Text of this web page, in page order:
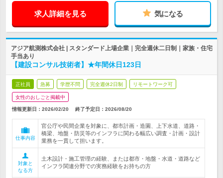
求人詳細を見る 気になる
アジア航測株式会社 | スタンダード上場企業｜完全週休二日制｜家族・住宅
手当あり
【建設コンサル技術者】★年間休日123日
正社員 急募 学歴不問 完全週休2日制 リモートワーク可
女性のおしごと掲載中
情報更新日：2026/02/20 終了予定日： 2026/08/20
仕事内容
官公庁や民間企業を対象に、都市計画・造園、上下水道、道路・
橋梁、地盤・防災等のインフラに関わる幅広い調査・計画・設計
業務を一貫して担います。
対象と
なる方
土木設計・施工管理の経験、または都市・地盤・水道・道路など
インフラ関連分野での実務経験をお持ちの方